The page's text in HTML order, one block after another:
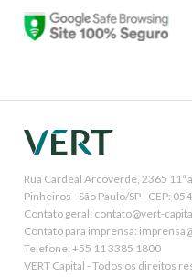
Rua Cardeal Arcoverde, 2365 11ª
Pinheiros - São Paulo/SP - CEP:
Contato geral: contato@vert-
Contato para imprensa:
Telefone: +55 11 3385 1800
VERT Capital - Todos os direitos